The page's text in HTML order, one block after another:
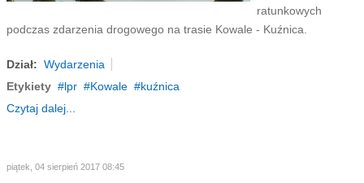
ratunkowych
podczas zdarzenia drogowego na trasie Kowale - Kuźnica.
Dział: Wydarzenia
Etykiety
lpr Kowale
kuźnica
Czytaj dalej...
piątek, 04 sierpień 2017 08:45